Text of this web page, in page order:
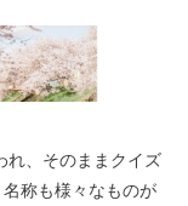
、そのままクイズ
称も様々なものが